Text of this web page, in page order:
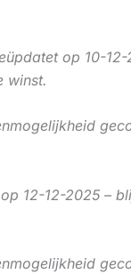
op 10-
winst.
12-12-2025 –